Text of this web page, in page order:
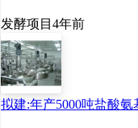
发酵项目 4年前
拟建:年产5000吨盐酸